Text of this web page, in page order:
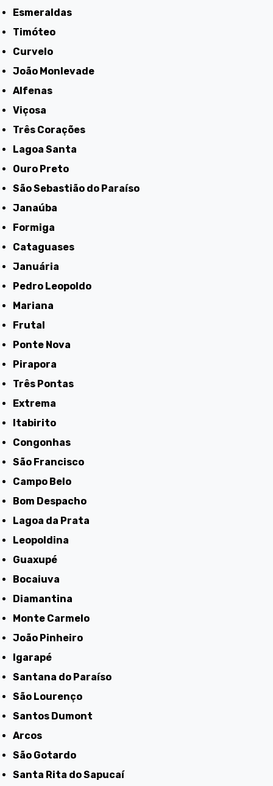
Esmeraldas
Timóteo
Curvelo
João Monlevade
Alfenas
Viçosa
Três Corações
Lagoa Santa
Ouro Preto
São Sebastião do Paraíso
Janaúba
Formiga
Cataguases
Januária
Pedro Leopoldo
Mariana
Frutal
Ponte Nova
Pirapora
Três Pontas
Extrema
Itabirito
Congonhas
São Francisco
Campo Belo
Bom Despacho
Lagoa da Prata
Leopoldina
Guaxupé
Bocaiuva
Diamantina
Monte Carmelo
João Pinheiro
Igarapé
Santana do Paraíso
São Lourenço
Santos Dumont
Arcos
São Gotardo
Santa Rita do Sapucaí